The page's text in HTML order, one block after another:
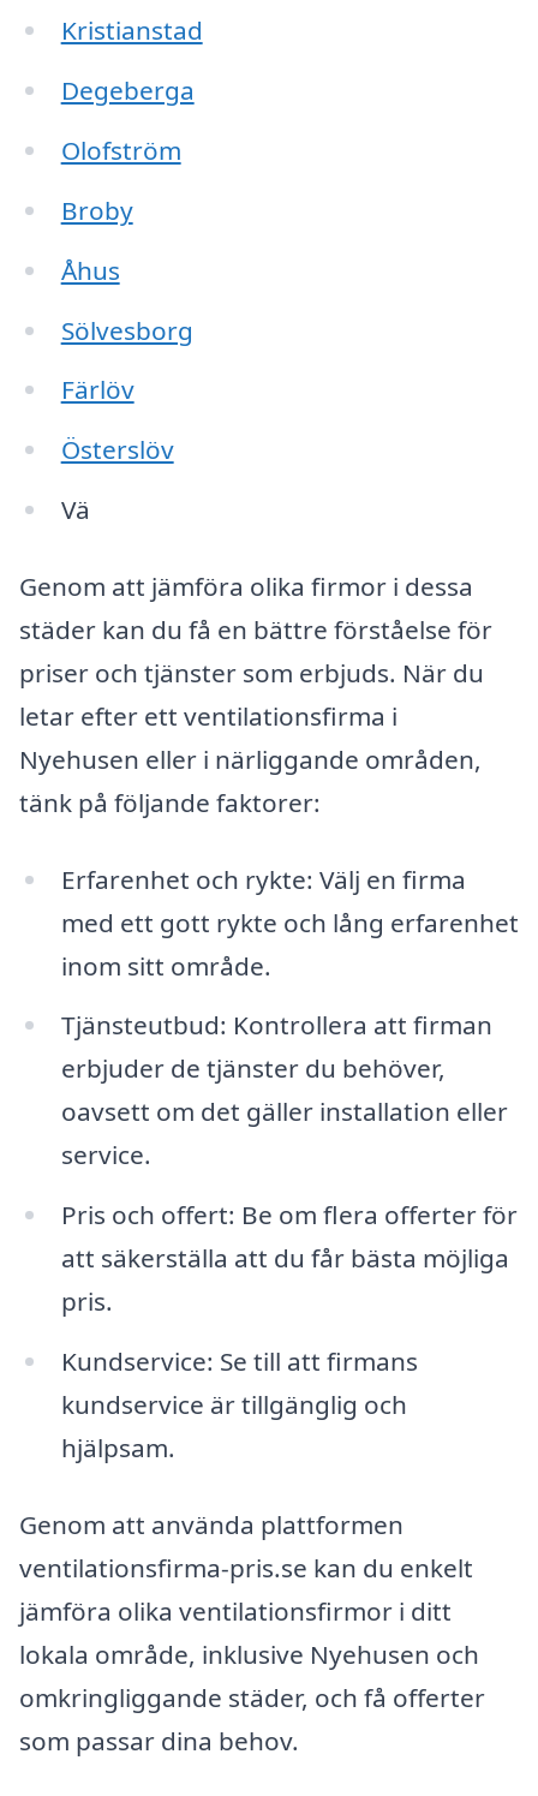
Kristianstad
Degeberga
Olofström
Broby
Åhus
Sölvesborg
Färlöv
Österslöv
Vä
Genom att jämföra olika firmor i dessa
städer kan du få en bättre förståelse för
priser och tjänster som erbjuds. När du
letar efter ett ventilationsfirma i
Nyehusen eller i närliggande områden,
tänk på följande faktorer:
Erfarenhet och rykte: Välj en firma
med ett gott rykte och lång erfarenhet
inom sitt område.
Tjänsteutbud: Kontrollera att firman
erbjuder de tjänster du behöver,
oavsett om det gäller installation eller
service.
Pris och offert: Be om flera offerter för
att säkerställa att du får bästa möjliga
pris.
Kundservice: Se till att firmans
kundservice är tillgänglig och
hjälpsam.
Genom att använda plattformen
ventilationsfirma-pris.se kan du enkelt
jämföra olika ventilationsfirmor i ditt
lokala område, inklusive Nyehusen och
omkringliggande städer, och få offerter
som passar dina behov.